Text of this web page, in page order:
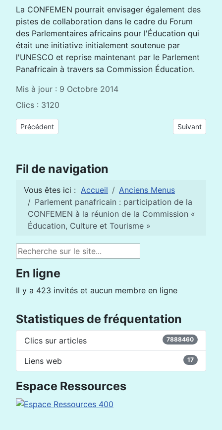
Espace Ressources
La CONFEMEN pourrait envisager également des
pistes de collaboration dans le cadre du Forum
des Parlementaires africains pour l'Éducation qui
était une initiative initialement soutenue par
l'UNESCO et reprise maintenant par le Parlement
Panafricain à travers sa Commission Éducation.
Mis à jour : 9 Octobre 2014
Clics : 3120
Article précédent : Colloque « Femmes et jeunes, forces
Précédent Article
Suivant
Fil de navigation
Vous êtes ici : Accueil
Anciens Menus
Parlement panafricain : participation de la
CONFEMEN à la réunion de la Commission «
Éducation, Culture et Tourisme »
Rechercher
En ligne
Il y a 423 invités et aucun membre en ligne
Statistiques de fréquentation
Clics sur articles 7888460
Liens web 17